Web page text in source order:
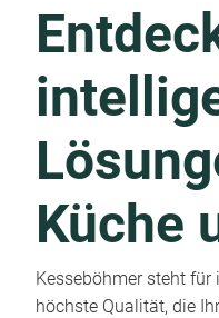
Küche
Kesseböhmer steht
höchste Qualität, die